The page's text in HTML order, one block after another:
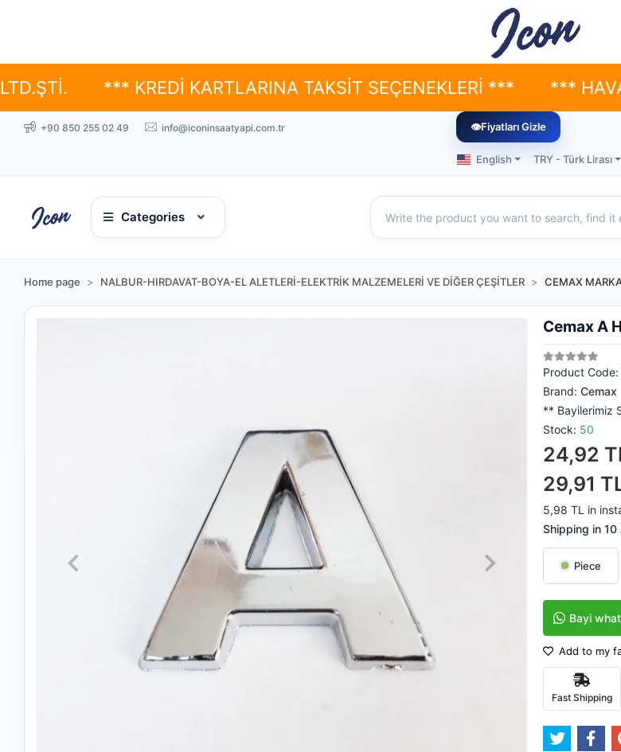
*** KREDİ KARTLARINA TAKSİT SEÇENEKLERİ *** *** HAVALE/
+90 850 255 02 49 info@iconinsaatyapi.com.tr 👁Fiyatları Gizle
English TRY - Türk Lirası
Categories
Home page NALBUR-HIRDAVAT-BOYA-EL ALETLERİ-ELEKTRİK MALZEMELERİ VE DİĞER ÇEŞİTLER CEMAX
Cemax A
Product Code:
Brand: Cemax
** Bayilerimiz
Stock: 50
24,92
29,91
5,98 TL in
Shipping in
Piece
Bayi
Add to my
Fast Shipping